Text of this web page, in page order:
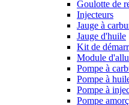
Goulotte de
Injecteurs
Jauge à
Jauge d'huile
Kit de
Module
Pompe à
Pompe à
Pompe à
Pompe